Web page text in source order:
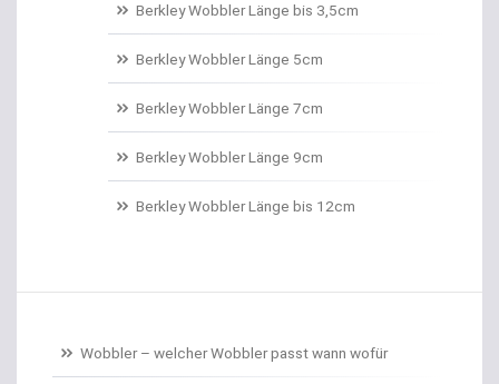
Bedchairs
Birnenbleie
Bissanzeiger
Berkley Wobbler Länge bis 3,5cm
Berkley Wobbler Länge 5cm
Berkley Wobbler Länge 7cm
Berkley Wobbler Länge 9cm
Berkley Wobbler Länge bis 12cm
Wobbler – welcher Wobbler passt wann wofür